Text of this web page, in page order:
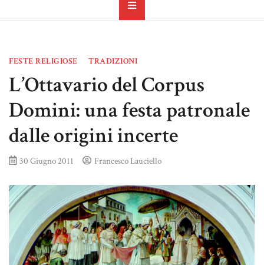
FESTE RELIGIOSE TRADIZIONI
L’Ottavario del Corpus
Domini: una festa patronale
dalle origini incerte
30 Giugno 2011 Francesco Lauciello